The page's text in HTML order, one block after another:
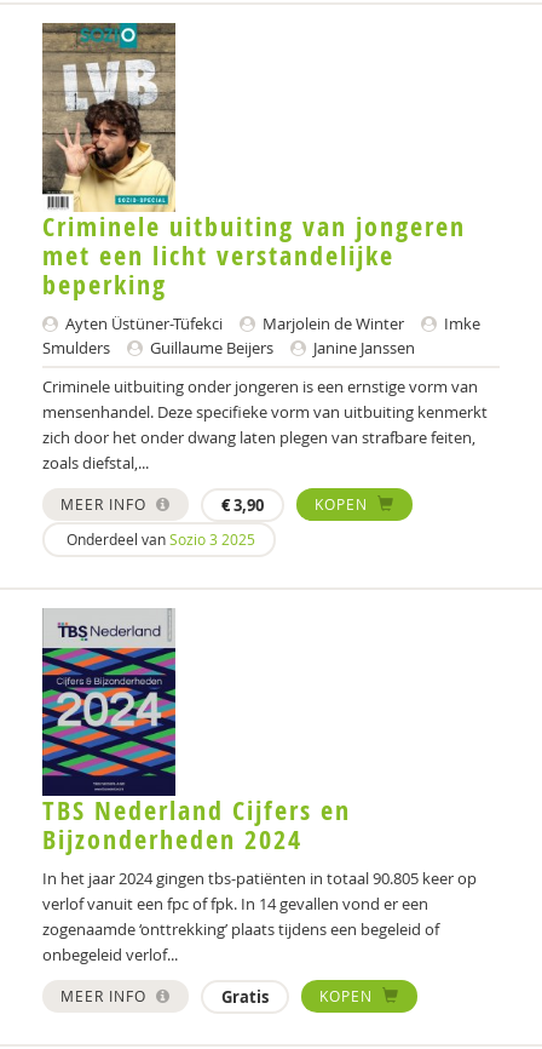
Criminele uitbuiting van jongeren
met een licht verstandelijke
beperking
Ayten Üstüner-Tüfekci Marjolein de Winter
Imke
Smulders
Guillaume Beijers
Janine Janssen
Criminele uitbuiting onder jongeren is een ernstige vorm van
mensenhandel. Deze specifieke vorm van uitbuiting kenmerkt
zich door het onder dwang laten plegen van strafbare feiten,
zoals diefstal,...
MEER INFO €3,90
KOPEN
Onderdeel vanSozio 3 2025
TBS Nederland Cijfers en
Bijzonderheden 2024
In het jaar 2024 gingen tbs-patiënten in totaal 90.805 keer op
verlof vanuit een fpc of fpk. In 14 gevallen vond er een
zogenaamde ‘onttrekking’ plaats tijdens een begeleid of
onbegeleid verlof...
MEER INFO Gratis KOPEN